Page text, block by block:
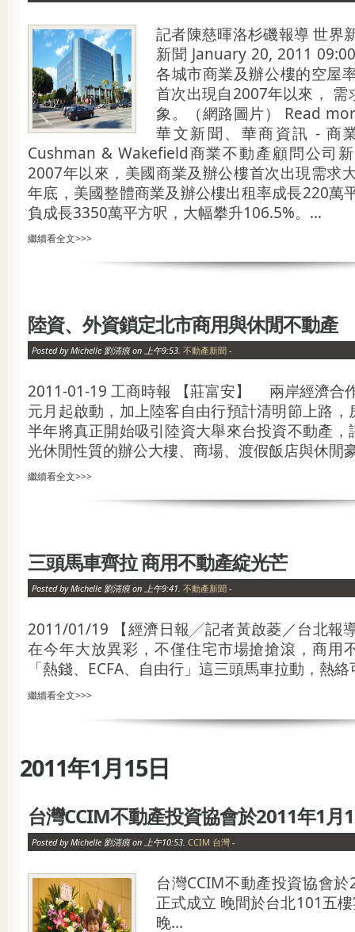
記者陳慈暉洛杉磯報導 世界
新聞 January 20, 2011
各城市商業及辦公樓的空屋
首次出現自2007年以來， 需
象。（網路圖片） Read
華文新聞、華商資訊 - 商
Cushman & Wakefield商業不動產顧問公司
2007年以來，美國商業及辦公樓首次出現需求
年底，美國整體商業及辦公樓出租率成長220萬
負成長3350萬平方呎，大幅攀升106.5%。...
繼續看全文>>>
陸資、外資鎖定北市商用與休閒不動產
Posted by Michelle 劉清痕 on 上午9:53. 不動產新聞 -
2011-01-19 工商時報 【莊富安】 兩岸經濟合
元月起啟動，加上陸客自由行預計清明節上路
半年將真正開始吸引陸資大舉來台投資不動產
光休閒性質的辦公大樓、商場、渡假飯店與休閒
繼續看全文>>>
三頭馬車齊拉 商用不動產綻光芒
Posted by Michelle 劉清痕 on 上午9:41. 不動產新聞 -
2011/01/19 【經濟日報╱記者黃啟菱／台北報
在今年大放異彩，不僅住宅市場搶搶滾，商用
「熱錢、ECFA、自由行」這三頭馬車拉動，熱絡
繼續看全文>>>
2011年1月15日
台灣CCIM不動產投資協會於2011年1月
Posted by Michelle 劉清痕 on 上午10:53. CCIM 台灣 -
台灣CCIM不動產投資協會
正式成立 晚間於台北101五
晚...